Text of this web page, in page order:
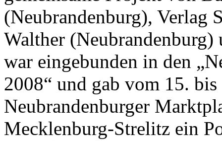
(Neubrandenburg), Verlag
Walther
war eingebunden in den
2008“ und gab vom 15.
Neubrandenburger
Mecklenburg-Strelitz ein